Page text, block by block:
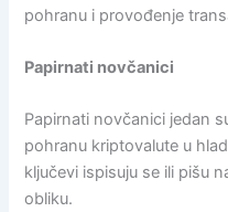
pohranu i provođenje
Papirnati novčanici
Papirnati novčanici jedan
pohranu kriptovalute u
ključevi ispisuju se ili pišu
obliku.